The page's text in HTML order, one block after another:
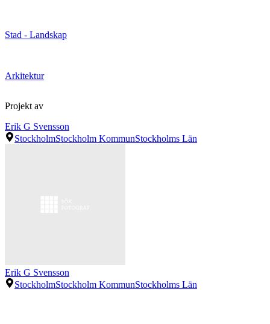
Stad - Landskap
Arkitektur
Projekt av
Erik G Svensson
StockholmStockholm KommunStockholms Län
Erik G Svensson
StockholmStockholm KommunStockholms Län